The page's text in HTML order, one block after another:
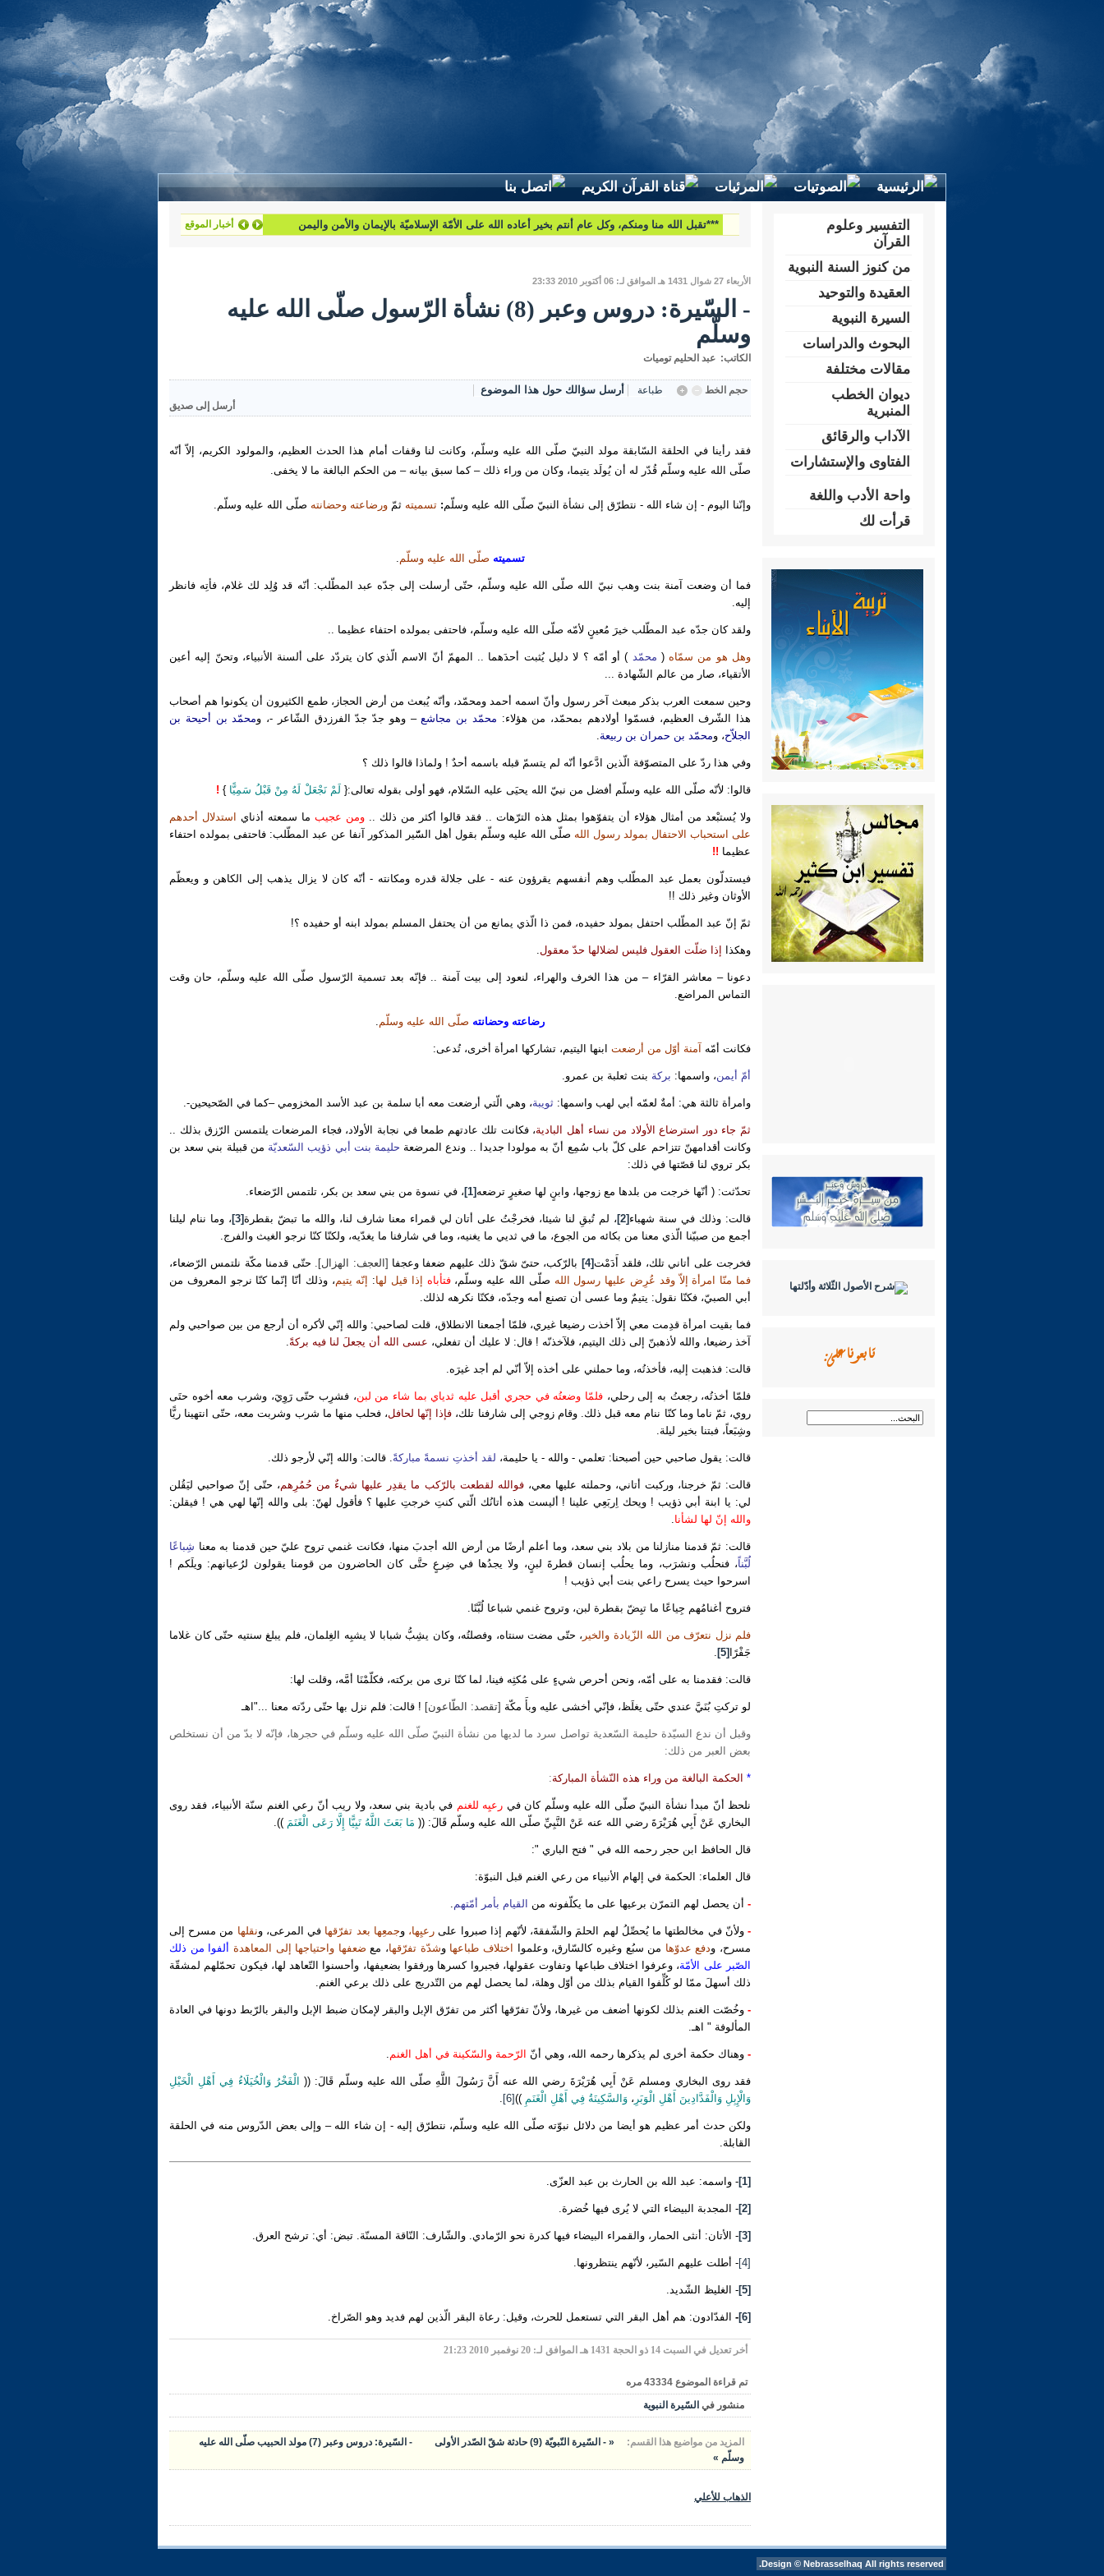
أخبار الموقع
***تقبل الله منا ومنكم، وكل عام أنتم بخير أعاده الله على الأمّة الإسلاميّة بالإيمان والأمن واليمن
لطرح استفساراتكم وأسئلتكم واقتراحاتكم اتّصلوا بنا على البريد التّالي:
الأربعاء 27 شوال 1431 هـ الموافق لـ: 06 أكتوبر 2010 23:33
- السّيرة: دروس وعبر (8) نشأة الرّسول صلّى الله عليه
وسلّم
الكاتب: عبد الحليم توميات
حجم الخط طباعة أرسل سؤالك حول هذا الموضوع
أرسل إلى صديق
فقد رأينا في الحلقة السّابقة مولد النبيّ صلّى الله عليه وسلّم، وكانت لنا وقفات أمام هذا الحدث العظيم، والمولود الكريم، إلاّ أنّه
صلّى الله عليه وسلّم قُدّر له أن يُولَد يتيما، وكان من وراء ذلك – كما سبق بيانه – من الحكم البالغة ما لا يخفى.
وإنّنا اليوم - إن شاء الله - نتطرّق إلى نشأة النبيّ صلّى الله عليه وسلّم: تسميته ثمّ ورضاعته وحضانته صلّى الله عليه وسلّم.
تسميته صلّى الله عليه وسلّم.
فما أن وضعت آمنة بنت وهب نبيّ الله صلّى الله عليه وسلّم، حتّى أرسلت إلى جدّه عبد المطّلب: أنّه قد وُلِد لك غلام، فأتِه فانظر
إليه.
ولقد كان جدّه عبد المطّلب خيرَ مُعينٍ لأمّه صلّى الله عليه وسلّم، فاحتفى بمولده احتفاء عظيما ..
وهل هو من سمّاه( محمّد ) أو أمّه ؟ لا دليل يُثبت أحدَهما .. المهمّ أنّ الاسم الّذي كان يتردّد على ألسنة الأنبياء، وتحنّ إليه أعين
الأتقياء، صار من عالم الشّهادة ...
وحين سمعت العرب بذكر مبعث آخر رسول وأنّ اسمه أحمد ومحمّد، وأنّه يُبعث من أرض الحجاز، طمع الكثيرون أن يكونوا هم أصحاب
هذا الشّرف العظيم، فسمّوا أولادهم بمحمّد، من هؤلاء: محمّد بن مجاشع– وهو جدّ جدّ الفرزدق الشّاعر -، ومحمّد بن أحيحة بن
الجلاّح، ومحمّد بن حمران بن ربيعة.
وفي هذا ردّ على المتصوّفة الّذين ادَّعوا أنّه لم يتسمّ قبله باسمه أحدٌ ! ولماذا قالوا ذلك ؟
قالوا: لأنّه صلّى الله عليه وسلّم أفضل من نبيّ الله يحيَى عليه السّلام، فهو أولى بقوله تعالى:{ لَمْ نَجْعَلْ لَهُ مِنْ قَبْلُ سَمِيًّا }
!
ولا يُستبْعد من أمثال هؤلاء أن يتفوّهوا بمثل هذه الترّهات .. فقد قالوا أكثر من ذلك .. ومن عجيب ما سمعته أذناي استدلال أحدهم
على استحباب الاحتفال بمولد رسول الله صلّى الله عليه وسلّم بقول أهل السّّير المذكور آنفا عن عبد المطّلب: فاحتفى بمولده احتفاء
عظيما !!
فيستدلّون بعمل عبد المطّلب وهم أنفسهم يقرؤون عنه - على جلالة قدره ومكانته - أنّه كان لا يزال يذهب إلى الكاهن و ويعظّم
الأوثان وغير ذلك !!
ثمّ إنّ عبد المطّلب احتفل بمولد حفيده، فمن ذا الّذي يمانع من أن يحتفل المسلم بمولد ابنه أو حفيده ؟!
وهكذا إذا ضلّت العقول فليس لضلالها حدّ معقول.
دعونا – معاشر القرّاء – من هذا الخرف والهراء، لنعود إلى بيت آمنة .. فإنّه بعد تسمية الرّسول صلّى الله عليه وسلّم، حان وقت
التماس المراضع.
رضاعته وحضانته صلّى الله عليه وسلّم.
فكانت أمّه آمنة أوّل من أرضعت ابنها اليتيم، تشاركها امرأة أخرى، تُدعى:
أمّ أيمن، واسمها: بركة بنت ثعلبة بن عمرو.
وامرأة ثالثة هي: أمةٌ لعمّه أبي لهب واسمها: ثويبة، وهي الّتي أرضعت معه أبا سلمة بن عبد الأسد المخزومي –كما في الصّحيحين-.
ثمّ جاء دور استرضاع الأولاد من نساء أهل البادية، فكانت تلك عادتهم طمعا في نجابة الأولاد، فجاء المرضعات يلتمسن الرّزق بذلك ..
وكانت أقدامهنّ تتزاحم على كلّ باب سُمِع أنّ به مولودا جديدا .. وندع المرضعة حليمة بنت أبي ذؤيب السّعديّة من قبيلة بني سعد بن
بكر تروي لنا قصّتها في ذلك:
تحدّثت: ( أنّها خرجت من بلدها مع زوجها، وابنٍ لها صغيرٍ ترضعه [1] ، في نسوة من بني سعد بن بكر، تلتمس الرّضعاء.
قالت: وذلك في سنة شهباء [2] ، لم تُبقِ لنا شيئا، فخرجْتُ على أتان لي قمراء معنا شارف لنا، والله ما تبضّ بقطرة [3]
، وما ننام ليلنا
أجمع من صبيّنا الّذي معنا من بكائه من الجوع، ما في ثديي ما يغنيه، وما في شارفنا ما يغدّيه، ولكنّا كنّا نرجو الغيث والفرج.
فخرجت على أتاني تلك، فلقد أَدَمْت[4] بالرّكب، حتىّ شقّ ذلك عليهم ضعفا وعجفا [العجف: الهزال]. حتّى قدمنا مكّة نلتمس الرّضعاء،
فما منّا امرأة إلاّ وقد عُرِض عليها رسول الله صلّى الله عليه وسلّم،فتأباه إذا قيل لها: إنّه يتيم، وذلك أنّا إنّما كنّا نرجو المعروف من
أبي الصبيّ، فكنّا نقول: يتيمٌ وما عسى أن تصنع أمه وجدّه، فكنّا نكرهه لذلك.
فما بقيت امرأة قدِمت معي إلاّ أخذت رضيعا غيري، فلمّا أجمعنا الانطلاق، قلت لصاحبي: والله إنّي لأكره أن أرجع من بين صواحبي ولم
آخذ رضيعا، والله لأذهبنّ إلى ذلك اليتيم، فلآخذنّه ! قال: لا عليك أن تفعلي، عسى الله أن يجعلَ لنا فيه بركةً.
قالت: فذهبت إليه، فأخذتُه، وما حملني على أخذه إلاّ أنّي لم أجد غيرَه.
فلمّا أخذتُه، رجعتُ به إلى رحلي، فلمّا وضعتُه في حجري أقبل عليه ثدياي بما شاء من لبن، فشرِب حتّى رَوِيَ، وشرب معه أخوه حتَى
روي، ثمّ ناما وما كنّا ننام معه قبل ذلك. وقام زوجي إلى شارفنا تلك، فإذا إنّها لحافل، فحلب منها ما شرب وشربت معه، حتّى انتهينا ريًّا
وشِبَعاً، فبتنا بخير ليلة.
قالت: يقول صاحبي حين أصبحنا: تعلمي - والله - يا حليمة، لقد أخذتِ نسمةً مباركةً. قالت: والله إنّي لأرجو ذلك.
قالت: ثمّ خرجنا، وركبت أتاني، وحملته عليها معي،فوالله لقطعت بالرّكب ما يقدِر عليها شيءٌ من حُمُرِهم، حتّى إنّ صواحبي ليَقُلن
لي: يا ابنة أبي ذؤيب ! ويحك اِربَعِي علينا ! أليست هذه أتانُك الّتي كنتِ خرجتِ عليها ؟ فأقول لهنّ: بلى والله إنّها لهي هي ! فيقلن:
والله إنّ لها لشأنا.
قالت: ثمّ قدمنا منازلنا من بلاد بني سعد، وما أعلم أرضًا من أرض الله أجدبَ منها، فكانت غنمي تروح عليّ حين قدمنا به معنا شِباعًا
لُبَّناً، فنحلُب ونشرَب، وما يحلُب إنسان قطرةَ لبنٍ، ولا يجدُها في ضِرعٍ حتَّى كان الحاضرون من قومنا يقولون لرُعيانهم: ويلَكم !
اسرحوا حيث يسرح راعي بنت أبي ذؤيب !
فتروح أغنامُهم جِياعًا ما تبِضّ بقطرة لبن، وتروح غنمي شباعا لُبَّنًا.
فلم نزل نتعرّف من الله الزّيادة والخير ، حتّى مضت سنتاه، وفصلتُه، وكان يشِبُّ شبابا لا يشبِه الغِلمان، فلم يبلغ سنتيه حتّى كان غلاما
جَفْرًا [5]
.
قالت: فقدمنا به على أمّه، ونحن أحرص شيءٍ على مُكثِه فينا، لما كنّا نرى من بركته، فكلّمْنَا أمَّه، وقلت لها:
لو تركتِ بُنَيَّ عندي حتّى يغلَظ، فإنّي أخشى عليه وبأَ مكّة [تقصد: الطّاعون] ! قالت: فلم نزل بها حتّى ردّته معنا ..."اهـ
وقبل أن ندع السيّدة حليمة السّعدية تواصل سرد ما لديها من نشأة النبيّ صلّى الله عليه وسلّم في حجرها، فإنّه لا بدّ من أن نستخلص
بعض العبر من ذلك:
* الحكمة البالغة من وراء هذه النّشأة المباركة:
نلحظ أنّ مبدأ نشأة النبيّ صلّى الله عليه وسلّم كان في رعيِه للغنم في بادية بني سعد، ولا ريب أنّ رعي الغنم سنّة الأنبياء، فقد روى
البخاري عَنْ أَبِي هُرَيْرَةَ رضي الله عنه عَنْ النَّبِيِّ صلّى الله عليه وسلّم قَالَ: (( مَا بَعَثَ اللَّهُ نَبِيًّا إِلَّا رَعَى الْغَنَمَ )).
قال الحافظ ابن حجر رحمه الله في " فتح الباري ":
قال العلماء: الحكمة في إلهام الأنبياء من رعي الغنم قبل النبوّة:
- أن يحصل لهم التمرّن برعيها على ما يكلّفونه من القيام بأمر أمّتهم.
-ولأنّ في مخالطتها ما يُحصِّلُ لهم الحلمَ والشّفقةَ، لأنّهم إذا صبروا على رعيِها،وجمعِها بعد تفرّقها في المرعى، ونقلها من مسرح إلى
مسرح، ودفع عدوّها من سبُع وغيره كالسّارق، وعلموا اختلاف طباعهاوشدّة تفرّقها، مع ضعفها واحتياجها إلى المعاهدة ألفوا من ذلك
الصّبر على الأمّة، وعرفوا اختلاف طباعها وتفاوت عقولها، فجبروا كسرها ورفقوا بضعيفها، وأحسنوا التّعاهد لها، فيكون تحمّلهم لمشقّة
ذلك أسهلَ ممّا لو كُلِّفوا القيام بذلك من أوّل وهلة، لما يحصل لهم من التّدريج على ذلك برعي الغنم.
- وخُصّت الغنم بذلك لكونها أضعف من غيرها، ولأنّ تفرّقها أكثر من تفرّق الإبل والبقر لإمكان ضبط الإبل والبقر بالرّبط دونها في العادة
المألوفة " اهـ.
- وهناك حكمة أخرى لم يذكرها رحمه الله، وهي أنّ الرّحمة والسّكينة في أهل الغنم.
فقد روى البخاري ومسلم عَنْ أَبِي هُرَيْرَةَ رضي الله عنه أَنَّ رَسُولَ اللَّهِ صلّى الله عليه وسلّم قَالَ: ((الْفَخْرُ وَالْخُيَلَاءُ فِي أَهْلِ الْخَيْلِ
وَالْإِبِلِ وَالْفَدَّادِينَ أَهْلِ الْوَبَرِ ، وَالسَّكِينَةُ فِي أَهْلِ الْغَنَمِ ))
[6]
.
ولكن حدث أمر عظيم هو أيضا من دلائل نبوّته صلّى الله عليه وسلّم، نتطرّق إليه - إن شاء الله – وإلى بعض الدّروس منه في الحلقة
القابلة.
[1] - واسمه: عبد الله بن الحارث بن عبد العزّى.
[2] - المجدبة البيضاء التي لا يُرى فيها خُضرة.
[3] - الأتان: أنثى الحمار، والقمراء البيضاء فيها كدرة نحو الرّمادي. والشّارف: النّاقة المسنّة. تبض: أي: ترشح العرق.
[4] - أطلت عليهم السّير، لأنّهم ينتظرونها.
[5] - الغليظ الشّديد.
[6]
- الفدّادون: هم أهل البقر التي تستعمل للحرث، وقيل: رعاة البقر الّذين لهم فديد وهو الصّراخ.
أخر تعديل في السبت 14 ذو الحجة 1431 هـ الموافق لـ: 20 نوفمبر 2010 21:23
تم قراءة الموضوع 43334 مره
منشور في السّيرة النبوية
المزيد من مواضيع هذا القسم: « - السّيرة النّبويّة (9) حادثة شقّ الصّدر الأولى
- السّيرة: دروس وعبر (7) مولد الحبيب صلّى الله عليه
وسلّم »
الذهاب للأعلي
التفسير وعلوم
القرآن
من كنوز السنة النبوية
العقيدة والتوحيد
السيرة النبوية
البحوث والدراسات
مقالات مختلفة
ديوان الخطب
المنبرية
الآداب والرقائق
الفتاوى والإستشارات
واحة الأدب واللغة
قرأت لك
تابعونا على:
Design © Nebrasselhaq All rights reserved.